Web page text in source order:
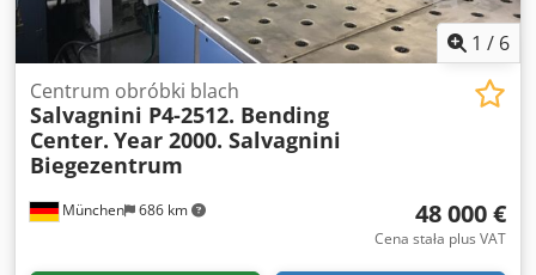
1 / 6
München 686 km
Centrum obróbki blach
Salvagnini P4-2512. Bending
Center. Year 2000. Salvagnini
Biegezentrum
48 000 €
Cena stała plus VAT